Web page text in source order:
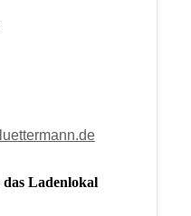
Ladenlokal